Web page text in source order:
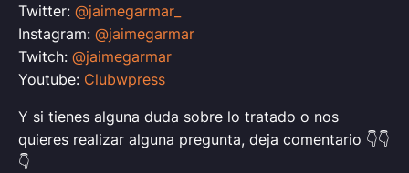
Twitter: @jaimegarmar_
Instagram: @jaimegarmar
Twitch: @jaimegarmar
Youtube: Clubwpress
Y si tienes alguna duda sobre lo tratado o nos
quieres realizar alguna pregunta, deja comentario 👇👇
👇